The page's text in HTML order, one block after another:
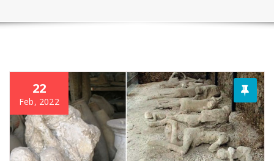
22
Feb, 2022